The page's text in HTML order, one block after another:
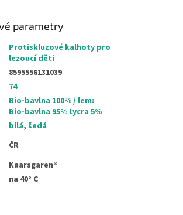
parametry
Protiskluzové kalhoty pro
lezoucí děti
8595556131039
74
Bio-bavlna 100% / lem:
Bio-bavlna 95% Lycra 5%
bílá,šedá
ČR
Kaarsgaren®
na 40° C